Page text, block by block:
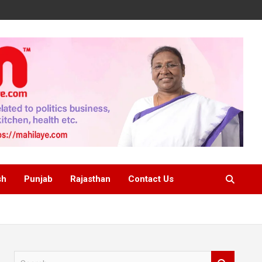
Punjab Rajasthan Contact Us